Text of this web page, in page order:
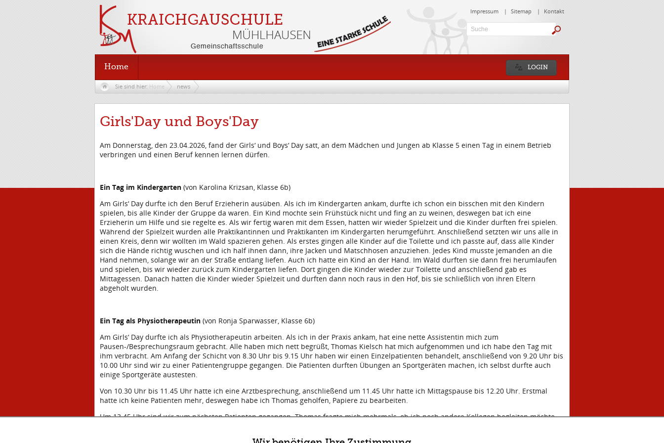
Impressum | Sitemap | Kontakt
Suche:
Home LOGIN
Sie sind hier: Home news
Girls'Day und Boys'Day
Am Donnerstag, den 23.04.2026, fand der Girls‘ und Boys‘ Day satt, an dem Mädchen und Jungen ab Klasse 5 einen Tag in einem Betrieb
verbringen und einen Beruf kennen lernen dürfen.
Ein Tag im Kindergarten (von Karolina Krizsan, Klasse 6b)
Am Girls‘ Day durfte ich den Beruf Erzieherin ausüben. Als ich im Kindergarten ankam, durfte ich schon ein bisschen mit den Kindern
spielen, bis alle Kinder der Gruppe da waren. Ein Kind mochte sein Frühstück nicht und fing an zu weinen, deswegen bat ich eine
Erzieherin um Hilfe und sie regelte es. Als wir fertig waren mit dem Essen, hatten wir wieder Spielzeit und die Kinder durften frei spielen.
Während der Spielzeit wurden alle Praktikantinnen und Praktikanten im Kindergarten herumgeführt. Anschließend setzten wir uns alle in
einen Kreis, denn wir wollten im Wald spazieren gehen. Als erstes gingen alle Kinder auf die Toilette und ich passte auf, dass alle Kinder
sich die Hände richtig wuschen und ich half ihnen dann, ihre Jacken und Matschhosen anzuziehen. Jedes Kind musste jemanden an die
Hand nehmen, solange wir an der Straße entlang liefen. Auch ich hatte ein Kind an der Hand. Im Wald durften sie dann frei herumlaufen
und spielen, bis wir wieder zurück zum Kindergarten liefen. Dort gingen die Kinder wieder zur Toilette und anschließend gab es
Mittagessen. Danach hatten die Kinder wieder Spielzeit und durften dann noch raus in den Hof, bis sie schließlich von ihren Eltern
abgeholt wurden.
Ein Tag als Physiotherapeutin (von Ronja Sparwasser, Klasse 6b)
Am Girls‘ Day durfte ich als Physiotherapeutin arbeiten. Als ich in der Praxis ankam, hat eine nette Assistentin mich zum
Pausen-/Besprechungsraum gebracht. Alle haben mich nett begrüßt, Thomas Kielsch hat mich aufgenommen und ich habe den Tag mit
ihm verbracht. Am Anfang der Schicht von 8.30 Uhr bis 9.15 Uhr haben wir einen Einzelpatienten behandelt, anschließend von 9.20 Uhr bis
10.00 Uhr sind wir zu einer Patientengruppe gegangen. Die Patienten durften Übungen an Sportgeräten machen, ich selbst durfte auch
einige Sportgeräte austesten.
Von 10.30 Uhr bis 11.45 Uhr hatte ich eine Arztbesprechung, anschließend um 11.45 Uhr hatte ich Mittagspause bis 12.20 Uhr. Erstmal
hatte ich keine Patienten mehr, deswegen habe ich Thomas geholfen, Papiere zu bearbeiten.
Um 13.45 Uhr sind wir zum nächsten Patienten gegangen. Thomas fragte mich mehrmals, ob ich noch andere Kollegen begleiten möchte,